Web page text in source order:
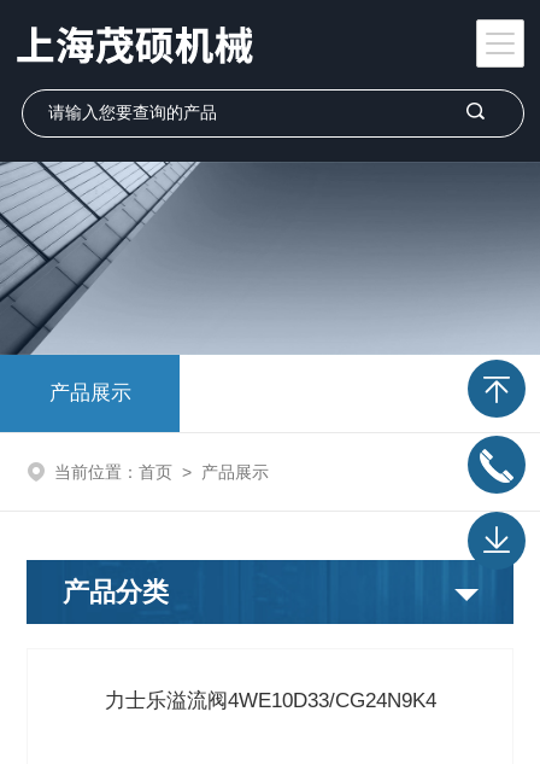
产品展示
当前位置： 首页 > 产品展示
产品分类
力士乐溢流阀4WE10D33/CG24N9K4